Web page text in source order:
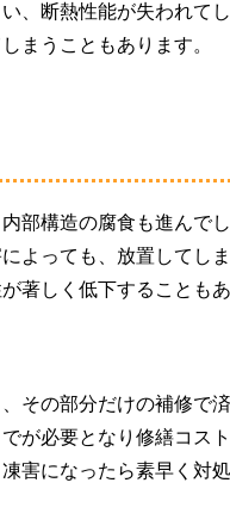
、断熱性能が失われて
まうこともあります。
部構造の腐食も進んで
よっても、放置してし
著しく低下することもあ
その部分だけの補修で済
が必要となり修繕コス
害になったら素早く対